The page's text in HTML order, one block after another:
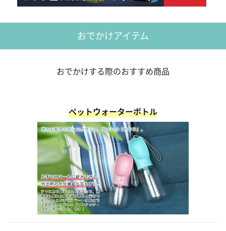
おでかけアイテム
おでかけする際のおすすめ商品
ペットウォーターボトル